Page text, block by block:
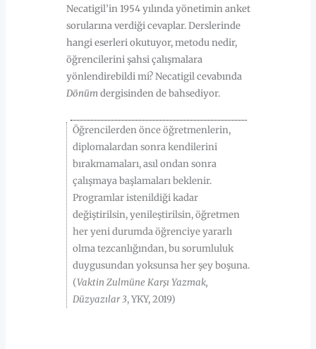
Necatigil’in 1954 yılında yönetimin anket
sorularına verdiği cevaplar. Derslerinde
hangi eserleri okutuyor, metodu nedir,
öğrencilerini şahsi çalışmalara
yönlendirebildi mi? Necatigil cevabında
Dönümdergisinden de bahsediyor.
Öğrencilerden önce öğretmenlerin,
diplomalardan sonra kendilerini
bırakmamaları, asıl ondan sonra
çalışmaya başlamaları beklenir.
Programlar istenildiği kadar
değiştirilsin, yenileştirilsin, öğretmen
her yeni durumda öğrenciye yararlı
olma tezcanlığından, bu sorumluluk
duygusundan yoksunsa her şey boşuna.
(Vaktin Zulmüne Karşı Yazmak,
Düzyazılar 3, YKY, 2019)